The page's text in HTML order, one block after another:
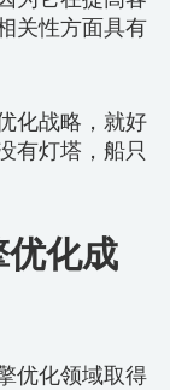
关性方面具有
化战略，就好
有灯塔，船只
化成
优化领域取得